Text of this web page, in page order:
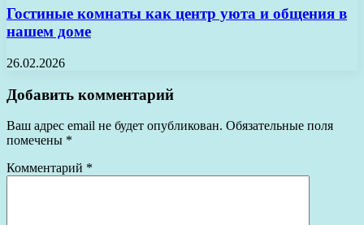
Гостиные комнаты как центр уюта и общения в
нашем доме
26.02.2026
Добавить комментарий
Ваш адрес email не будет опубликован. Обязательные поля
помечены *
Комментарий *